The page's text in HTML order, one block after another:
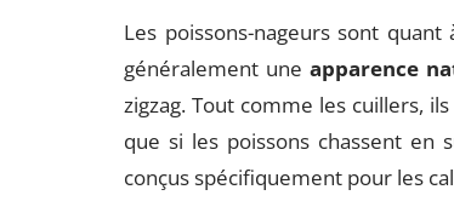
Les poissons-nageurs sont
généralement une apparence
zigzag. Tout comme les cuillers,
que si les poissons chassent
conçus spécifiquement pour les